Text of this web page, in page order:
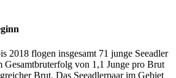
2018 flogen insgesamt 71 junge Seeadler
Gesamtbruterfolg von 1,1 Junge pro Brut
Brut. Das Seeadlerpaar im Gebiet